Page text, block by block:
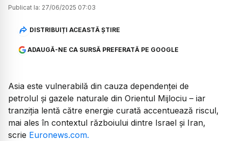
Publicat la: 27/06/2025 07:03
DISTRIBUIȚI ACEASTĂ ȘTIRE
ADAUGĂ-NE CA SURSĂ PREFERATĂ PE GOOGLE
Asia este vulnerabilă din cauza dependenței de
petrolul și gazele naturale din Orientul Mijlociu – iar
tranziția lentă către energie curată accentuează riscul,
mai ales în contextul războiului dintre Israel și Iran,
scrie Euronews.com.